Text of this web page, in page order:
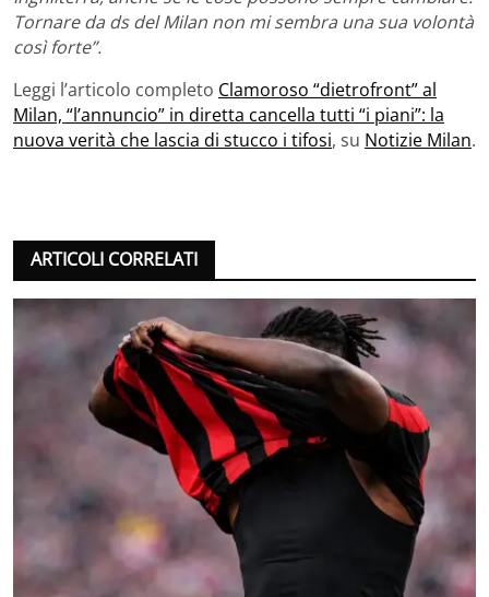
Tornare da ds del Milan non mi sembra una sua volontà
così forte”.
Leggi l’articolo completo Clamoroso “dietrofront” al
Milan, “l’annuncio” in diretta cancella tutti “i piani”: la
nuova verità che lascia di stucco i tifosi, su Notizie Milan.
ARTICOLI CORRELATI